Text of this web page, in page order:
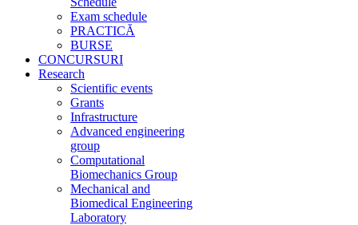
Exam schedule
PRACTICĂ
BURSE
CONCURSURI
Research
Scientific events
Grants
Infrastructure
Advanced engineering
group
Computational
Biomechanics Group
Mechanical and
Biomedical Engineering
Laboratory